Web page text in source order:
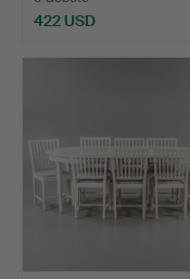
422 USD